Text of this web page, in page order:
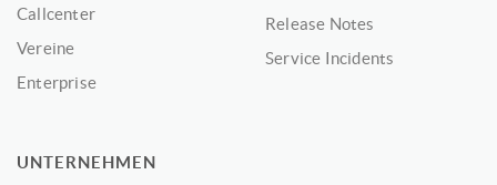
Callcenter
Vereine
Enterprise
Release Notes
Service Incidents
UNTERNEHMEN